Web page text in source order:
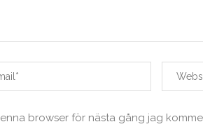
browser för nästa gång jag